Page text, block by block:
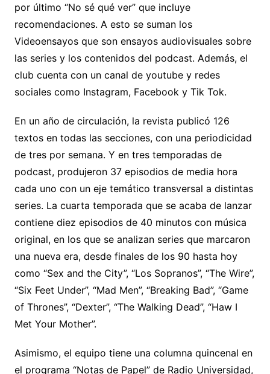
por último “No sé qué ver” que incluye
recomendaciones. A esto se suman los
Videoensayos que son ensayos audiovisuales sobre
las series y los contenidos del podcast. Además, el
club cuenta con un canal de youtube y redes
sociales como Instagram, Facebook y Tik Tok.
En un año de circulación, la revista publicó 126
textos en todas las secciones, con una periodicidad
de tres por semana. Y en tres temporadas de
podcast, produjeron 37 episodios de media hora
cada uno con un eje temático transversal a distintas
series. La cuarta temporada que se acaba de lanzar
contiene diez episodios de 40 minutos con música
original, en los que se analizan series que marcaron
una nueva era, desde finales de los 90 hasta hoy
como “Sex and the City”, “Los Sopranos”, “The Wire”,
“Six Feet Under”, “Mad Men”, “Breaking Bad”, “Game
of Thrones”, “Dexter”, “The Walking Dead”, “Haw I
Met Your Mother”.
Asimismo, el equipo tiene una columna quincenal en
el programa “Notas de Papel” de Radio Universidad,